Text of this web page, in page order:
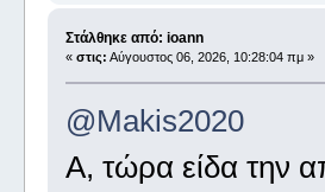
Στάλθηκε από: ioann
« στις: Αύγουστος 06, 2026, 10:28:04 πμ »
@Makis2020
Α, τώρα είδα την